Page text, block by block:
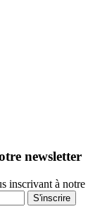
newsletter
inscrivant à notre
S'inscrire